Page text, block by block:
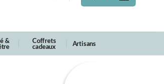
& Coffrets
cadeaux Artisans